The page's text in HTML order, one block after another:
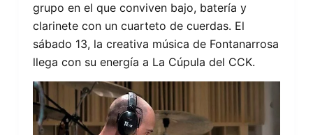
grupo en el que conviven bajo, batería y
clarinete con un cuarteto de cuerdas. El
sábado 13, la creativa música de Fontanarrosa
llega con su energía a La Cúpula del CCK.